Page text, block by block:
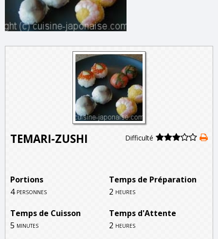
TEMARI-ZUSHI Difficulté
Portions
Temps de Préparation
4 personnes 2 heures
Temps de Cuisson
Temps d'Attente
5 minutes 2 heures